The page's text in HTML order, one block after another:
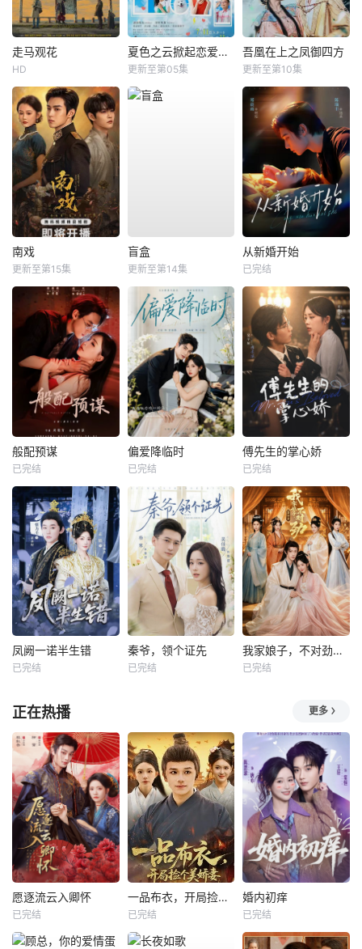
走马观花
HD
夏色之云掀起恋爱与风暴
更新至第05集
吾凰在上之凤御四方
更新至第10集
南戏
更新至第15集
盲盒
更新至第14集
从新婚开始
已完结
般配预谋
已完结
偏爱降临时
已完结
傅先生的掌心娇
已完结
凤阙一诺半生错
已完结
秦爷，领个证先
已完结
我家娘子，不对劲第四季
已完结
正在热播 更多
愿逐流云入卿怀
已完结
一品布衣，开局捡个美娇妻
已完结
婚内初痒
已完结